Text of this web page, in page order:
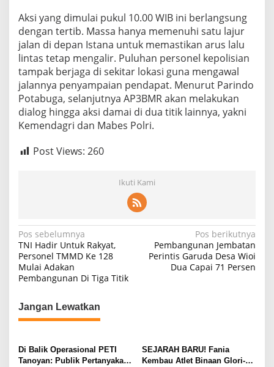
Aksi yang dimulai pukul 10.00 WIB ini berlangsung
dengan tertib. Massa hanya memenuhi satu lajur
jalan di depan Istana untuk memastikan arus lalu
lintas tetap mengalir. Puluhan personel kepolisian
tampak berjaga di sekitar lokasi guna mengawal
jalannya penyampaian pendapat. Menurut Parindo
Potabuga, selanjutnya AP3BMR akan melakukan
dialog hingga aksi damai di dua titik lainnya, yakni
Kemendagri dan Mabes Polri.
Post Views: 260
Ikuti Kami
N
a
v
g
a
i
Pos sebelumnya
TNI Hadir Untuk Rakyat,
Personel TMMD Ke 128
Mulai Adakan
Pembangunan Di Tiga Titik
Pos berikutnya
Pembangunan Jembatan
Perintis Garuda Desa Wioi
Dua Capai 71 Persen
Jangan Lewatkan
Di Balik Operasional PETI
Tanoyan: Publik Pertanyakan
SEJARAH BARU! Fania
Kembau Atlet Binaan Glori-A